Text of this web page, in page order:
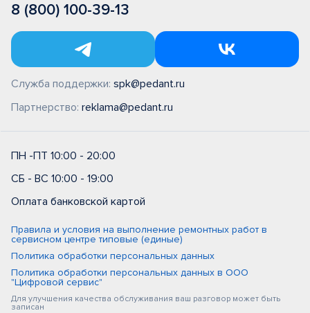
8 (800) 100-39-13
Служба поддержки: spk@pedant.ru
Партнерство: reklama@pedant.ru
ПН -ПТ 10:00 - 20:00
СБ - ВС 10:00 - 19:00
Оплата банковской картой
Правила и условия на выполнение ремонтных работ в
сервисном центре типовые (единые)
Политика обработки персональных данных
Политика обработки персональных данных в ООО
"Цифровой сервис"
Для улучшения качества обслуживания ваш разговор может быть
записан